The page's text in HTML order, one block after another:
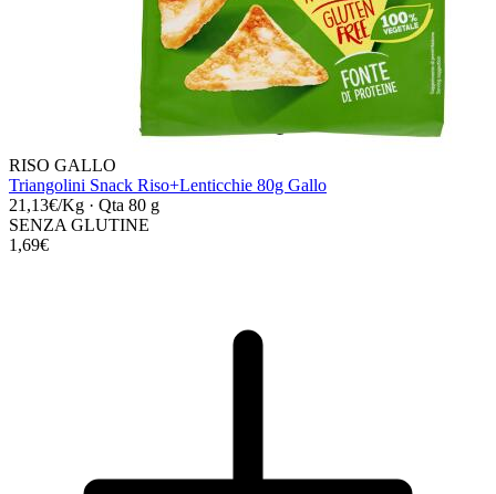
RISO GALLO
Triangolini Snack Riso+Lenticchie 80g Gallo
21,13€/Kg · Qta 80 g
SENZA GLUTINE
1,69€